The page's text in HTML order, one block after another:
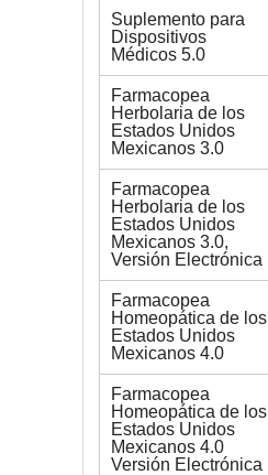
Suplemento para
Dispositivos
Médicos 5.0
Farmacopea
Herbolaria de los
Estados Unidos
Mexicanos 3.0
Farmacopea
Herbolaria de los
Estados Unidos
Mexicanos 3.0,
Versión Electrónica
Farmacopea
Homeopática de los
Estados Unidos
Mexicanos 4.0
Farmacopea
Homeopática de los
Estados Unidos
Mexicanos 4.0
Versión Electrónica